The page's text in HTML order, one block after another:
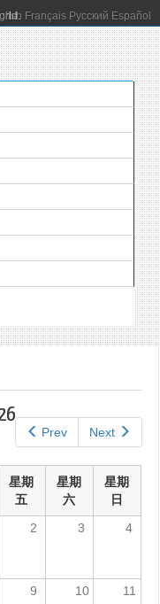
Français Русский Español
Prev Next
星期
五
星期
六
星期
日
2 3 4
9 10 11